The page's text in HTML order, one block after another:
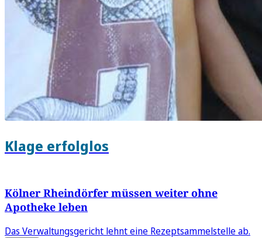
Klage erfolglos
Kölner Rheindörfer müssen weiter ohne
Apotheke leben
Das Verwaltungsgericht lehnt eine Rezeptsammelstelle ab.